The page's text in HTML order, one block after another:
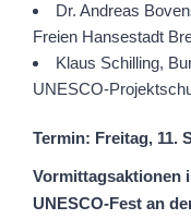
Dr. Andreas
Freien Hansestadt
Klaus Schilling,
UNESCO-
Termin: Freitag, 11.
Vormittagsaktionen
UNESCO-Fest an